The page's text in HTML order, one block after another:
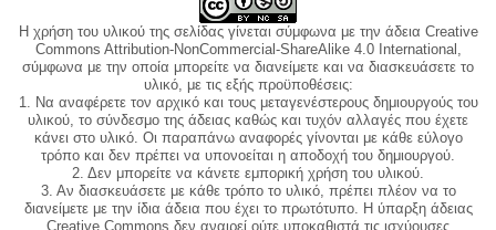
Η χρήση του υλικού της σελίδας γίνεται σύμφωνα με την άδεια Creative
Commons Attribution-NonCommercial-ShareAlike 4.0 International,
σύμφωνα με την οποία μπορείτε να διανείμετε και να διασκευάσετε το
υλικό, με τις εξής προϋποθέσεις:
1. Να αναφέρετε τον αρχικό και τους μεταγενέστερους δημιουργούς του
υλικού, το σύνδεσμο της άδειας καθώς και τυχόν αλλαγές που έχετε
κάνει στο υλικό. Οι παραπάνω αναφορές γίνονται με κάθε εύλογο
τρόπο και δεν πρέπει να υπονοείται η αποδοχή του δημιουργού.
2. Δεν μπορείτε να κάνετε εμπορική χρήση του υλικού.
3. Αν διασκευάσετε με κάθε τρόπο το υλικό, πρέπει πλέον να το
διανείμετε με την ίδια άδεια που έχει το πρωτότυπο. Η ύπαρξη άδειας
Creative Commons δεν αναιρεί ούτε υποκαθιστά τις ισχύουσες